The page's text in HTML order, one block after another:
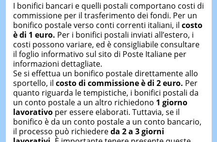
I bonifici bancari e quelli postali comportano costi di
commissione per il trasferimento dei fondi. Per un
bonifico postale verso conti correnti italiani, il costo
è di 1 euro. Per i bonifici postali inviati all’estero, i
costi possono variare, ed è consigliabile consultare
il foglio informativo sul sito di Poste Italiane per
informazioni dettagliate.
Se si effettua un bonifico postale direttamente allo
sportello, il costo di commissione è di 2 euro. Per
quanto riguarda le tempistiche, i bonifici postali da
un conto postale a un altro richiedono 1 giorno
lavorativoper essere elaborati. Tuttavia, se il
bonifico è da un conto postale a un conto bancario,
il processo può richiedereda 2 a 3 giorni